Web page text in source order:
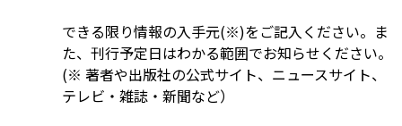
できる限り情報の入手元(※)をご記入ください。ま
た、刊行予定日はわかる範囲でお知らせください。
(※ 著者や出版社の公式サイト、ニュースサイト、
テレビ・雑誌・新聞など）